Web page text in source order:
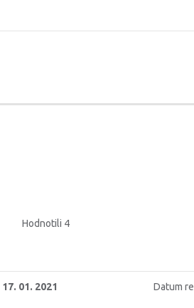
Hodnotili 4
17. 01. 2021 Datum